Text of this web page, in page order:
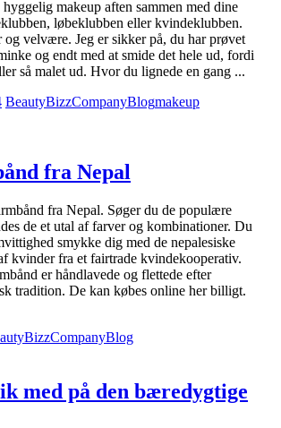
makeup aften sammen med dine
løbeklubben eller kvindeklubben.
velvære. Jeg er sikker på, du har prøvet
og endt med at smide det hele ud, fordi
så malet ud. Hvor du lignede en gang ...
BeautyBizzCompanyBlogmakeup
fra Nepal
fra Nepal. Søger du de populære
de et utal af farver og kombinationer. Du
smykke dig med de nepalesiske
kvinder fra et fairtrade kvindekooperativ.
er håndlavede og flettede efter
tradition. De kan købes online her billigt.
Blog
med på den bæredygtige